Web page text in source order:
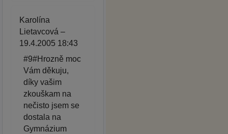
Karolína
Lietavcová –
19.4.2005 18:43
#9#Hrozně moc
Vám děkuju,
díky vašim
zkouškam na
nečisto jsem se
dostala na
Gymnázium